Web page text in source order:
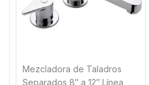
Mezcladora de Taladros
Separados 8″ a 12″ Línea